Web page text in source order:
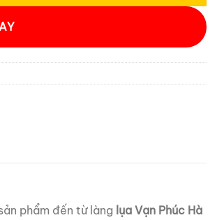
phẩm đến từ làng lụa Vạn Phúc Hà